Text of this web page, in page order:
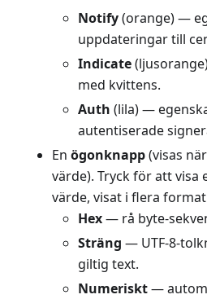
Notify(orange) —
uppdateringar till
Indicate
med kvittens.
Auth (lila) —
autentiserade
En ögonknapp(visas
värde). Tryck för att visa
värde, visat i flera
Hex— rå byte-
Sträng — UTF-8-
giltig text.
Numeriskt—